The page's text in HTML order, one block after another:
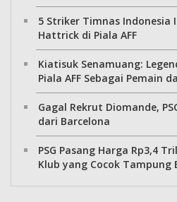
5 Striker Timnas Indonesia
Hattrick di Piala AFF
Kiatisuk Senamuang:
Piala AFF Sebagai Pemain
Gagal Rekrut Diomande,
dari Barcelona
PSG Pasang Harga Rp3,4
Klub yang Cocok Tampung